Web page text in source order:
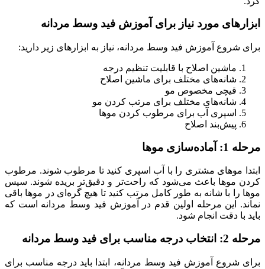
ابزارهای مورد نیاز برای آموزش فید وسط مردانه
برای شروع آموزش فید وسط مردانه، نیاز به ابزارهای زیر دارید:
ماشین اصلاح با قابلیت تنظیم درجه
شانه‌های مختلف برای ماشین اصلاح
قیچی مخصوص مو
شانه‌های مختلف برای مرتب کردن مو
اسپری آب برای مرطوب کردن موها
پیش‌بند اصلاح
مرحله 1: آماده‌سازی موها
ابتدا موهای مشتری را با آب اسپری کنید تا مرطوب شوند. مرطوب
کردن موها باعث می‌شود که راحت‌تر و دقیق‌تر بریده شوند. سپس
موها را با شانه به طور کامل مرتب کنید تا هیچ گره‌ای در موها باقی
نماند. این مرحله اولین قدم در آموزش فید وسط مردانه است که
باید با دقت انجام شود.
مرحله 2: انتخاب درجه مناسب برای فید وسط مردانه
برای شروع آموزش فید وسط مردانه، ابتدا باید درجه مناسب برای